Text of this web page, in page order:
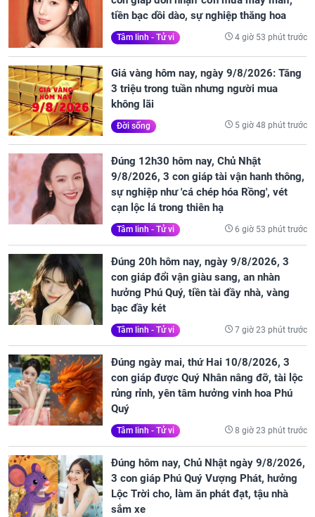
tiền bạc dồi dào, sự nghiệp thăng hoa
Tâm linh - Tử vi 4 giờ 53 phút trước
Giá vàng hôm nay, ngày 9/8/2026: Tăng
3 triệu trong tuần nhưng người mua
không lãi
Đời sống 5 giờ 48 phút trước
Đúng 12h30 hôm nay, Chủ Nhật
9/8/2026, 3 con giáp tài vận hanh thông,
sự nghiệp như 'cá chép hóa Rồng', vét
cạn lộc lá trong thiên hạ
Tâm linh - Tử vi 6 giờ 53 phút trước
Đúng 20h hôm nay, ngày 9/8/2026, 3
con giáp đổi vận giàu sang, an nhàn
hưởng Phú Quý, tiền tài đầy nhà, vàng
bạc đầy két
Tâm linh - Tử vi 7 giờ 23 phút trước
Đúng ngày mai, thứ Hai 10/8/2026, 3
con giáp được Quý Nhân nâng đỡ, tài lộc
rủng rỉnh, yên tâm hưởng vinh hoa Phú
Quý
Tâm linh - Tử vi 8 giờ 23 phút trước
Đúng hôm nay, Chủ Nhật ngày 9/8/2026,
3 con giáp Phú Quý Vượng Phát, hưởng
Lộc Trời cho, làm ăn phát đạt, tậu nhà
sắm xe